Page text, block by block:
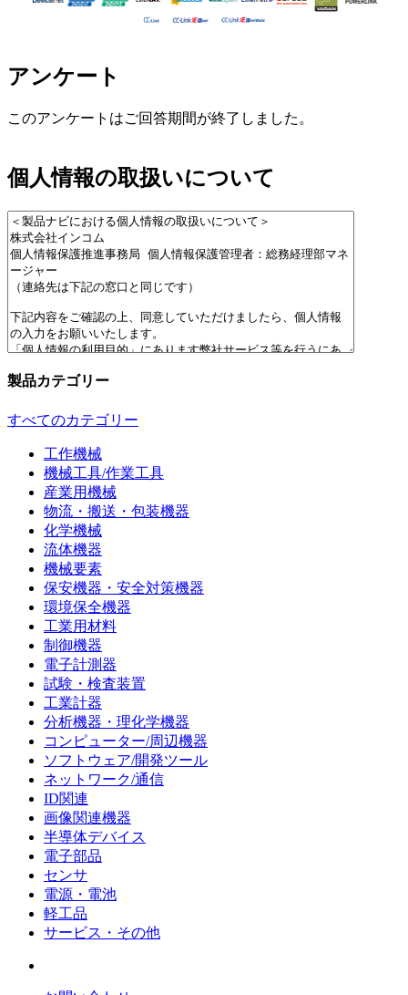
アンケート
このアンケートはご回答期間が終了しました。
個人情報の取扱いについて
製品カテゴリー
すべてのカテゴリー
工作機械
機械工具/作業工具
産業用機械
物流・搬送・包装機器
化学機械
流体機器
機械要素
保安機器・安全対策機器
環境保全機器
工業用材料
制御機器
電子計測器
試験・検査装置
工業計器
分析機器・理化学機器
コンピューター/周辺機器
ソフトウェア/開発ツール
ネットワーク/通信
ID関連
画像関連機器
半導体デバイス
電子部品
センサ
電源・電池
軽工品
サービス・その他